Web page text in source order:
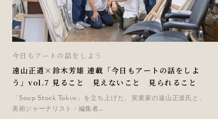
今日もアートの話をしよう
遠山正道×鈴木芳雄 連載「今日もアートの話をしよ
う」vol.7 見ること 見えないこと 見られること
「Soup Stock Tokyo」を立ち上げた、実業家の遠山正道氏と、
美術ジャーナリスト・編集者…